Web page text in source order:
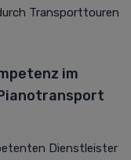
Transporttouren
im
Dienstleister